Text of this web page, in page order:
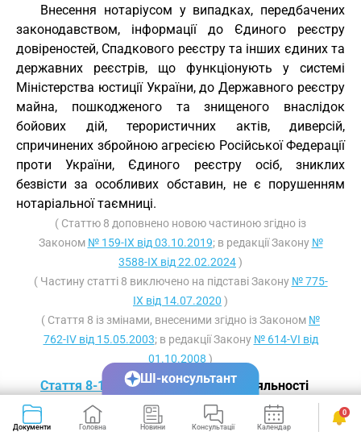
Внесення нотаріусом у випадках, передбачених
законодавством, інформації до Єдиного реєстру
довіреностей, Спадкового реєстру та інших єдиних та
державних реєстрів, що функціонують у системі
Міністерства юстиції України, до Державного реєстру
майна, пошкодженого та знищеного внаслідок
бойових дій, терористичних актів, диверсій,
спричинених збройною агресією Російської Федерації
проти України, Єдиного реєстру осіб, зниклих
безвісти за особливих обставин, не є порушенням
нотаріальної таємниці.
( Статтю 8 доповнено новою частиною згідно із
Законом № 159-IX від 03.10.2019; в редакції Закону №
3588-IX від 22.02.2024)
( Частину статті 8 виключено на підставі Закону № 775-
IX від 14.07.2020 )
( Стаття 8 із змінами, внесеними згідно із Законом №
762-IV від 15.05.2003; в редакції Закону № 614-VI від
01.10.2008 )
Стаття 8-1.
Гарантії нотаріальної діяльності
Держава гарантує і забезпечує рівні умови
доступу громадянам до зайняття нотаріальною
Документи Головна Новини Консультації Календар Сервіси
0
ШІ-консультант